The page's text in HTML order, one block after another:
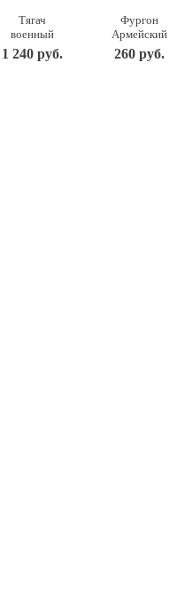
Тягач
военный
Щит с
кунгом
1 240 руб.
Фургон
Армейский
238
260 руб.